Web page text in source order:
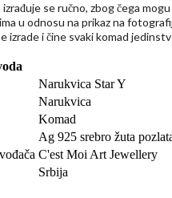
đuje se ručno, zbog čega
u odnosu na prikaz na
izrade i čine svaki komad
Narukvica Star Y
Narukvica
Komad
Ag 925 srebro žuta
C'est Moi Art Jewellery
Srbija